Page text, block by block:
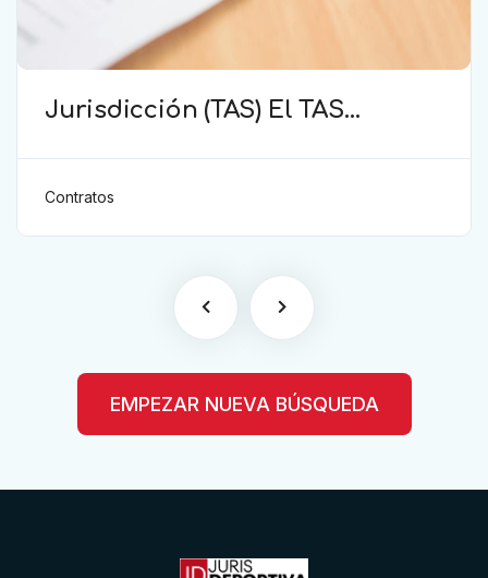
Jurisdicción (TAS) El TAS
cláusula de sumisión
jurisdiccional en el contrato del
Contratos
EMPEZAR NUEVA BÚSQUEDA